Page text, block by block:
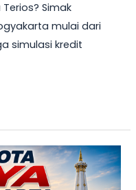
Simak
mulai dari
simulasi kredit